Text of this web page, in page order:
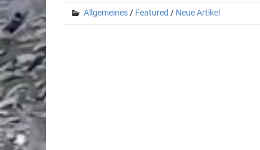
Allgemeines/ Featured / Neue Artikel